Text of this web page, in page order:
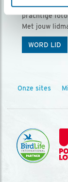
Vogels is het
prachtige
Met jouw
WORD LID
Onze sites